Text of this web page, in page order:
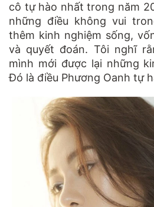
cô tự hào nhất trong năm
những điều không vui
thêm kinh nghiệm sống,
và quyết đoán. Tôi nghĩ
mình mới được lại những
Đó là điều Phương Oanh tự